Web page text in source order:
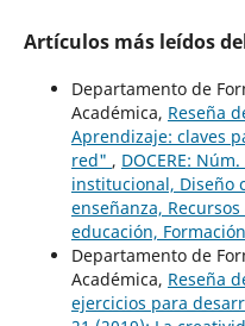
Artículos más leídos
Departamento de
Académica, Reseña
Aprendizaje: claves
red" , DOCERE:
institucional, Diseño
enseñanza,
educación,
Departamento de
Académica, Reseña
ejercicios para